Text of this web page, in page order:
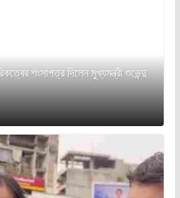
শংসাপত্র দিলেন মুখ্যমন্ত্রী শুভেন্দু